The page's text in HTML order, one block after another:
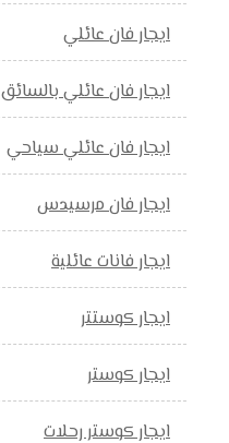
ايجار فان عائلي
ايجار فان عائلي بالسائق
ايجار فان عائلي سياحي
ايجار فان مرسيدس
ايجار فانات عائلية
ايجار كوستتر
ايجار كوستر
ايجار كوستر رحلات